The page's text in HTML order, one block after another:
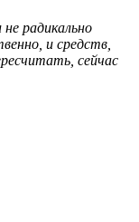
радикально
и средств,
сейчас